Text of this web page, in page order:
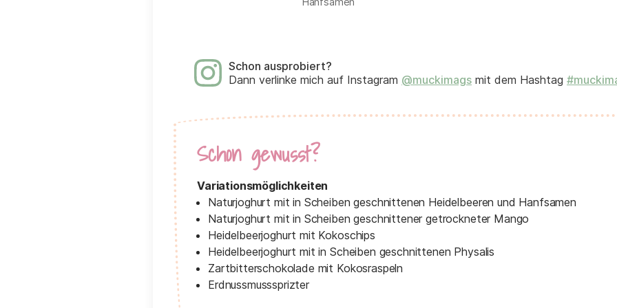
Schon ausprobiert?
Dann verlinke mich auf Instagram @muckimags mit dem Hashtag
Schon gewusst?
Variationsmöglichkeiten
Naturjoghurt mit in Scheiben geschnittenen Heidelbeeren und Hanfsamen
Naturjoghurt mit in Scheiben geschnittener getrockneter Mango
Heidelbeerjoghurt mit Kokoschips
Heidelbeerjoghurt mit in Scheiben geschnittenen Physalis
Zartbitterschokolade mit Kokosraspeln
Erdnussmusssprizter